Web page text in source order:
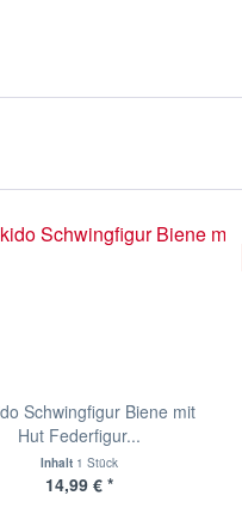
Schwingfigur Biene mit
Hut Federfigur...
Inhalt 1 Stück
14,99 € *